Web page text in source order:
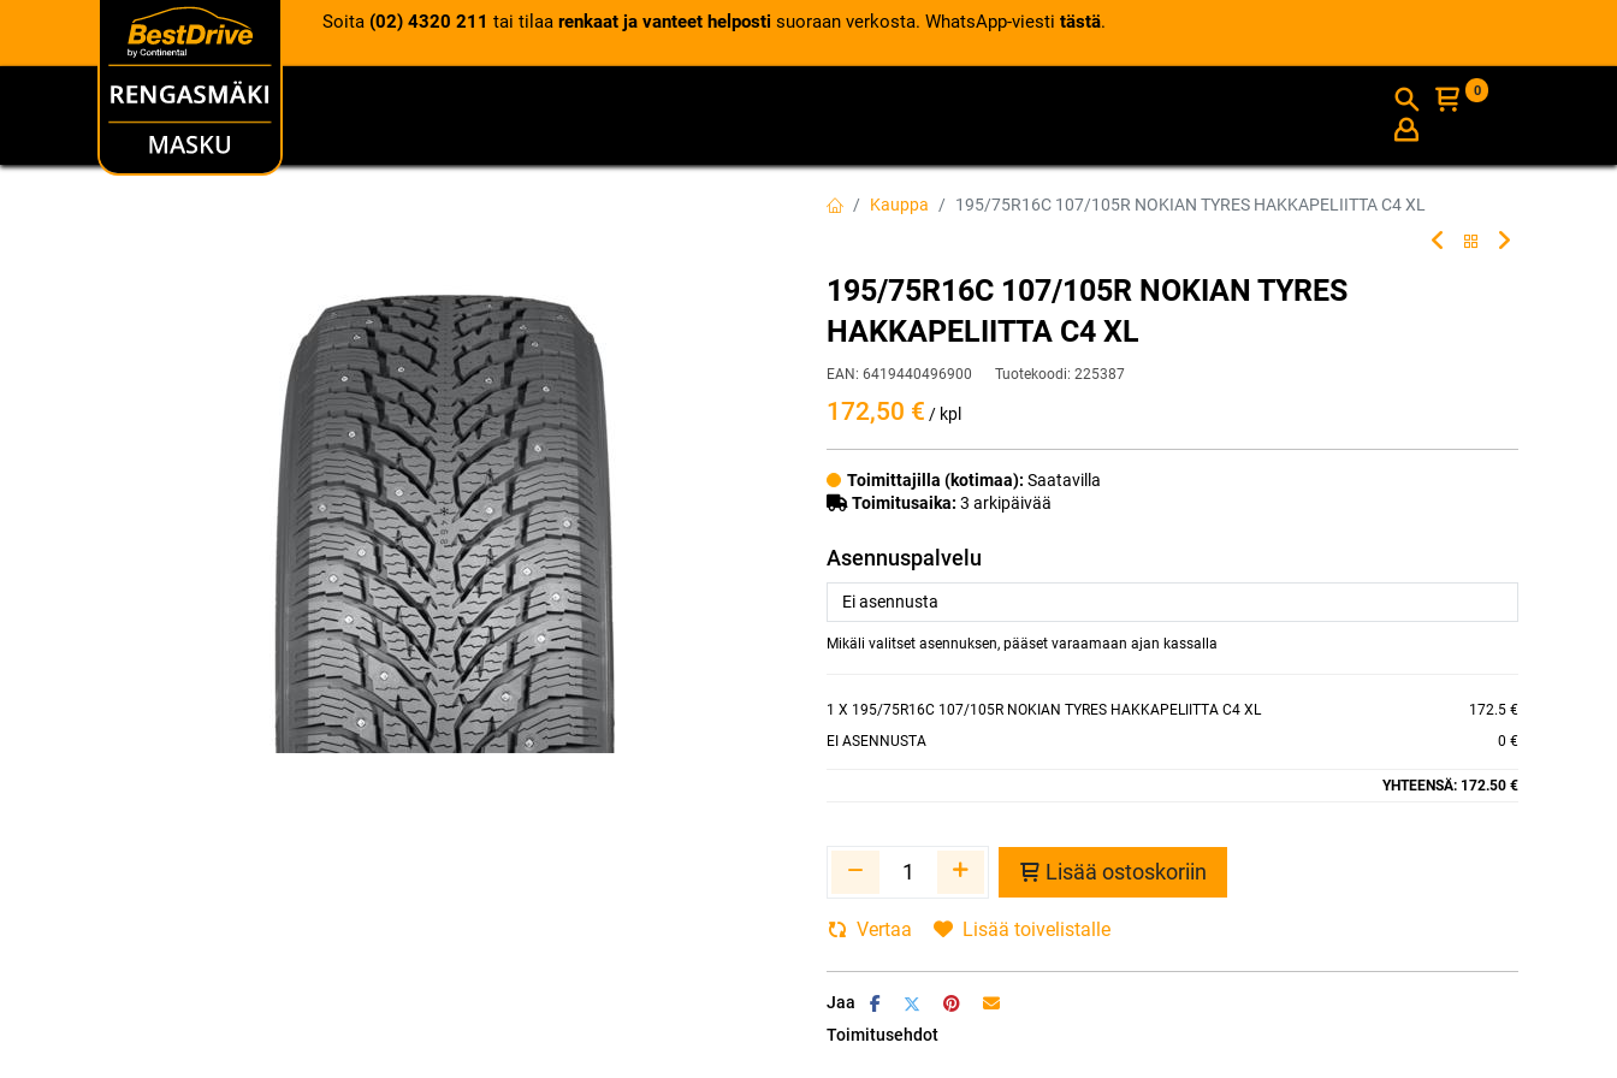
Soita (02) 4320 211 tai tilaa renkaat ja vanteet helposti suoraan verkosta. WhatsApp-viesti tästä.
RENKAAT INFO
0
Kauppa 195/75R16C 107/105R NOKIAN TYRES HAKKAPELIITTA C4 XL
195/75R16C 107/105R NOKIAN TYRES
HAKKAPELIITTA C4 XL
EAN: 6419440496900 Tuotekoodi: 225387
172,50 € / kpl
Toimittajilla (kotimaa): Saatavilla
Toimitusaika: 3 arkipäivää
Asennuspalvelu
Mikäli valitset asennuksen, pääset varaamaan ajan kassalla
1 X 195/75R16C 107/105R NOKIAN TYRES HAKKAPELIITTA C4 XL
172.5 €
EI ASENNUSTA
0 €
YHTEENSÄ: 172.50 €
Lisää ostoskoriin
Vertaa Lisää toivelistalle
Jaa
Toimitusehdot